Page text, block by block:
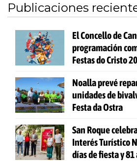
Publicaciones
El Concello de
programación
Festas do Cristo
Noalla prevé
unidades de
Festa da Ostra
San Roque
Interés Turístico
días de fiesta y